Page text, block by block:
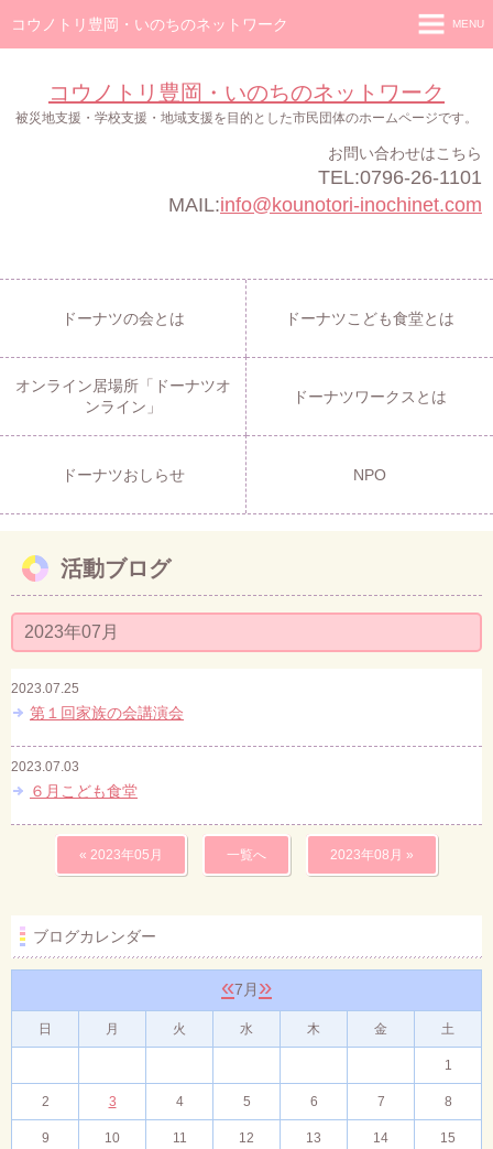
コウノトリ豊岡・いのちのネットワーク
コウノトリ豊岡・いのちのネットワーク
被災地支援・学校支援・地域支援を目的とした市民団体のホームページです。
お問い合わせはこちら
TEL:0796-26-1101
MAIL:info@kounotori-inochinet.com
MENU
ドーナツの会
オンライン居場所「ドーナツオンライン」
ドーナツの会とは ドーナツこども食堂とは
オンライン居場所「ドーナツオ
ンライン」
ドーナツワークスとは
ドーナツおしらせ NPO
活動ブログ
2023年07月
2023.07.25
第１回家族の会講演会
2023.07.03
６月こども食堂
« 2023年05月 一覧へ 2023年08月 »
ブログカレンダー
«7月 »
日 月 火 水 木 金 土
1
2 3 4 5 6 7 8
9 10 11 12 13 14 15